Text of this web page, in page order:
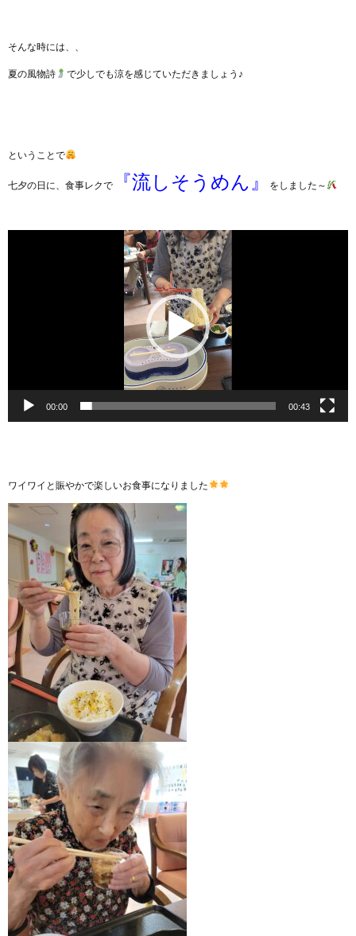
そんな時には、、
夏の風物詩 で少しでも涼を感じていただきましょう♪
ということで
七夕の日に、食事レクで 『流しそうめん』 をしました～
00:00 00:43
ワイワイと賑やかで楽しいお食事になりました